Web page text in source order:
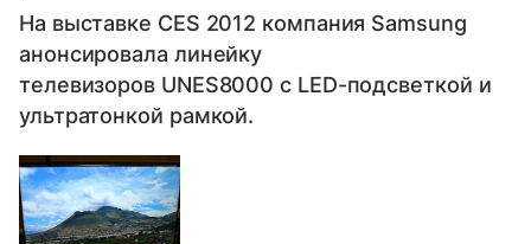
На выставке CES 2012 компания Samsung
анонсировала линейку
телевизоров UNES8000 с LED-подсветкой и
ультратонкой рамкой.